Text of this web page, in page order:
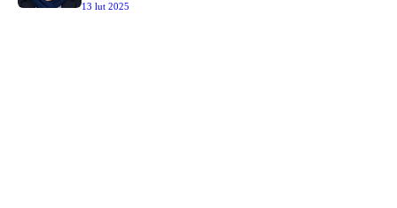
13 lut 2025